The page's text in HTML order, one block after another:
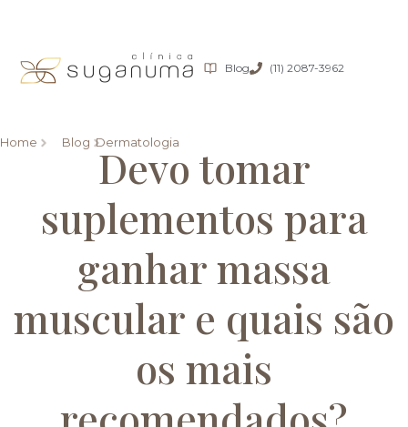
Blog (11) 2087-3962
Home Blog Dermatologia
Devo tomar
suplementos para
ganhar massa
muscular e quais são
os mais